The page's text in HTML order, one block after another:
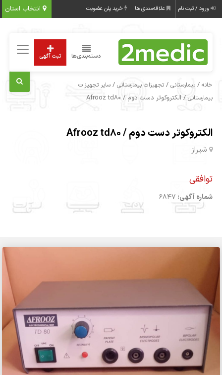
انتخاب استان ورود / ثبت نام علاقه‌مندی ها خرید پلن عضویت
دسته‌بندی‌ها ثبت آگهی
خانه /بیمارستانی /تجهیزات بیمارستانی /سایر تجهیزات
بیمارستانی / الکتروکوتر دست دوم / Afrooz td80
الکتروکوتر دست دوم / Afrooz td80
شیراز
توافقی
شماره آگهی: 6847